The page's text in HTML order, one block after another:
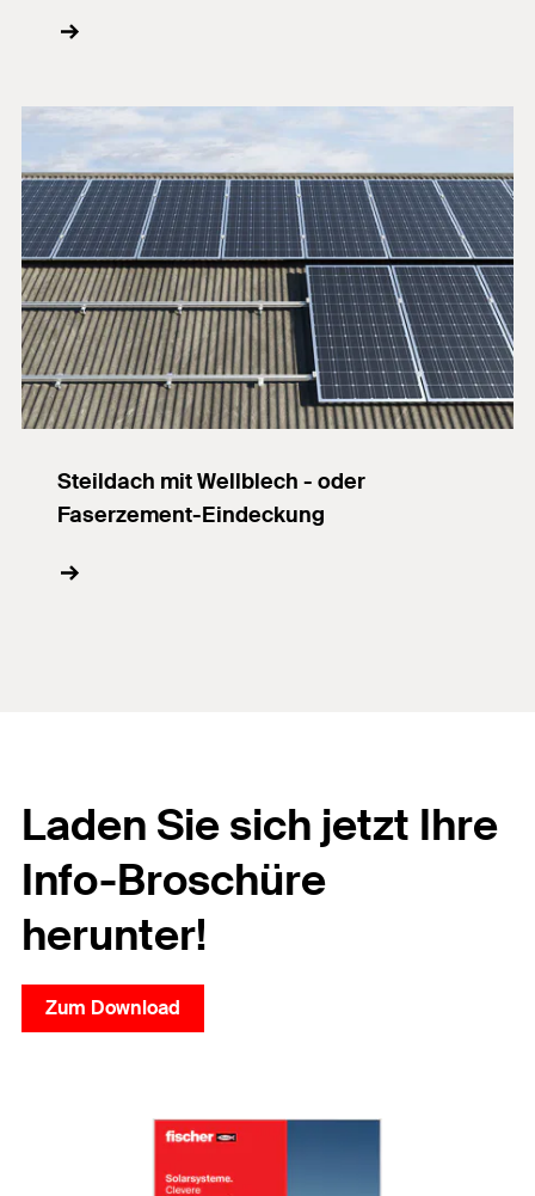
Steildach mit Wellblech - oder
Faserzement-Eindeckung
Laden Sie sich jetzt Ihre
Info-Broschüre
herunter!
Zum Download